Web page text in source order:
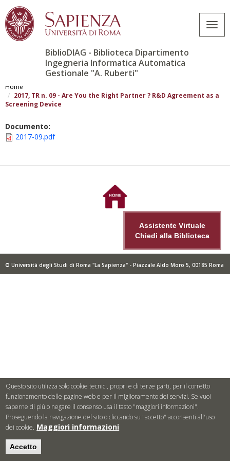
al
contenuto
principale
BiblioDIAG - Biblioteca Dipartimento
Ingegneria Informatica Automatica
Gestionale "A. Ruberti"
Home
2017, TR n. 09 - Are You the Right Partner ? R&D Agreement as a
Screening Device
Documento:
2017-09.pdf
© Università degli Studi di Roma "La Sapienza" - Piazzale Aldo Moro 5, 00185 Roma
Assistente Virtuale
Chiedi alla Biblioteca
Questo sito utilizza solo cookie tecnici, propri e di terze parti, per il corretto
funzionamento delle pagine web e per il miglioramento dei servizi. Se vuoi
saperne di più o negare il consenso usa il tasto "maggiori informazioni".
Proseguendo la navigazione del sito o cliccando su "accetto" acconsenti all'uso
dei cookie. Maggiori informazioni
Accetto